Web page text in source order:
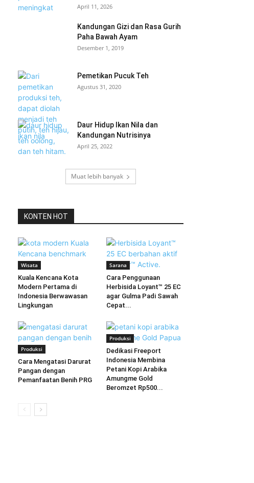
April 11, 2026
Kandungan Gizi dan Rasa Gurih
Paha Bawah Ayam
Desember 1, 2019
Pemetikan Pucuk Teh
Agustus 31, 2020
Daur Hidup Ikan Nila dan
Kandungan Nutrisinya
April 25, 2022
Muat lebih banyak
KONTEN HOT
Wisata
Kuala Kencana Kota
Modern Pertama di
Indonesia Berwawasan
Lingkungan
Sarana
Cara Penggunaan
Herbisida Loyant™ 25 EC
agar Gulma Padi Sawah
Cepat...
Produksi
Cara Mengatasi Darurat
Pangan dengan
Pemanfaatan Benih PRG
Produksi
Dedikasi Freeport
Indonesia Membina
Petani Kopi Arabika
Amungme Gold
Beromzet Rp500...